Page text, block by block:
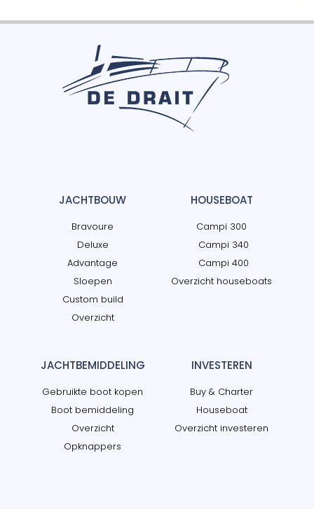
JACHTBOUW
Bravoure
Deluxe
Advantage
Sloepen
Custom build
Overzicht
HOUSEBOAT
Campi 300
Campi 340
Campi 400
Overzicht houseboats
JACHTBEMIDDELING
Gebruikte boot kopen
Boot bemiddeling
Overzicht
Opknappers
INVESTEREN
Buy & Charter
Houseboat
Overzicht investeren